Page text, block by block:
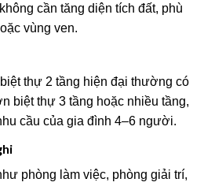
cần tăng diện tích đất, phù
vùng ven.
thự 2 tầng hiện đại thường có
biệt thự 3 tầng hoặc nhiều tầng,
cầu của gia đình 4–6 người.
phòng làm việc, phòng giải trí,